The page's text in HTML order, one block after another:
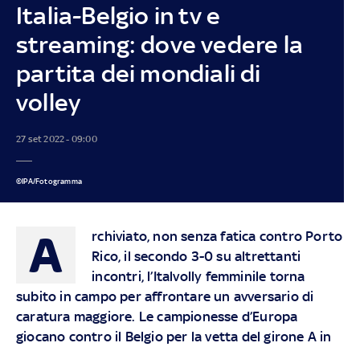
Italia-Belgio in tv e
streaming: dove vedere la
partita dei mondiali di
volley
27 set 2022 - 09:00
©IPA/Fotogramma
A
rchiviato, non senza fatica contro Porto
Rico, il secondo 3-0 su altrettanti
incontri, l’Italvolly femminile torna
subito in campo per affrontare un avversario di
caratura maggiore. Le campionesse d’Europa
giocano contro il Belgio per la vetta del girone A in